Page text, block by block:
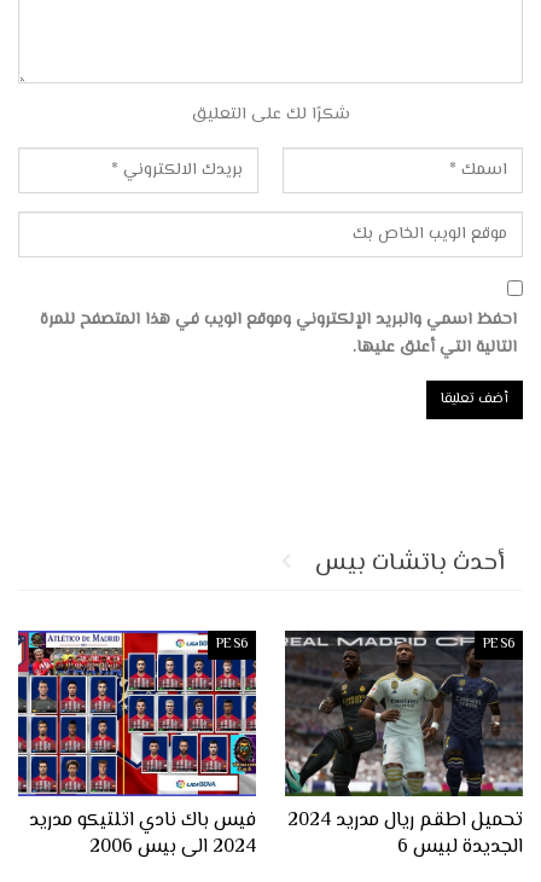
شكرًا لك على التعليق
احفظ اسمي والبريد الإلكتروني وموقع الويب في هذا المتصفح للمرة
التالية التي أعلق عليها.
أحدث باتشات بيس
PES6
تحميل اطقم ريال مدريد 2024
الجديدة لبيس 6
PES6
فيس باك نادي اتلتيكو مدريد
2024 الى بيس 2006